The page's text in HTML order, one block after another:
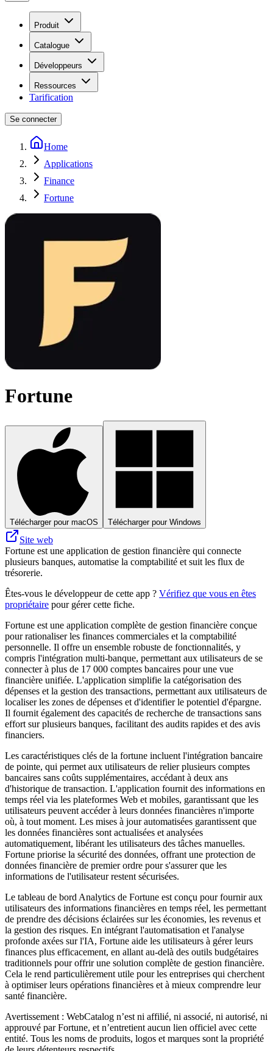
Produit
Catalogue
Développeurs
Ressources
Tarification
Se connecter
Home
Applications
Finance
Fortune
Fortune
Télécharger pour macOS Télécharger pour Windows
Site web
Fortune est une application de gestion financière qui connecte
plusieurs banques, automatise la comptabilité et suit les flux de
trésorerie.
Êtes-vous le développeur de cette app ? Vérifiez que vous en êtes
propriétaire pour gérer cette fiche.
Fortune est une application complète de gestion financière conçue
pour rationaliser les finances commerciales et la comptabilité
personnelle. Il offre un ensemble robuste de fonctionnalités, y
compris l'intégration multi-banque, permettant aux utilisateurs de se
connecter à plus de 17 000 comptes bancaires pour une vue
financière unifiée. L'application simplifie la catégorisation des
dépenses et la gestion des transactions, permettant aux utilisateurs de
localiser les zones de dépenses et d'identifier le potentiel d'épargne.
Il fournit également des capacités de recherche de transactions sans
effort sur plusieurs banques, facilitant des audits rapides et des avis
financiers.
Les caractéristiques clés de la fortune incluent l'intégration bancaire
de pointe, qui permet aux utilisateurs de relier plusieurs comptes
bancaires sans coûts supplémentaires, accédant à deux ans
d'historique de transaction. L'application fournit des informations en
temps réel via les plateformes Web et mobiles, garantissant que les
utilisateurs peuvent accéder à leurs données financières n'importe
où, à tout moment. Les mises à jour automatisées garantissent que
les données financières sont actualisées et analysées
automatiquement, libérant les utilisateurs des tâches manuelles.
Fortune priorise la sécurité des données, offrant une protection de
données financière de premier ordre pour s'assurer que les
informations de l'utilisateur restent sécurisées.
Le tableau de bord Analytics de Fortune est conçu pour fournir aux
utilisateurs des informations financières en temps réel, les permettant
de prendre des décisions éclairées sur les économies, les revenus et
la gestion des risques. En intégrant l'automatisation et l'analyse
profonde axées sur l'IA, Fortune aide les utilisateurs à gérer leurs
finances plus efficacement, en allant au-delà des outils budgétaires
traditionnels pour offrir une solution complète de gestion financière.
Cela le rend particulièrement utile pour les entreprises qui cherchent
à optimiser leurs opérations financières et à mieux comprendre leur
santé financière.
Avertissement : WebCatalog n’est ni affilié, ni associé, ni autorisé, ni
approuvé par Fortune, et n’entretient aucun lien officiel avec cette
entité. Tous les noms de produits, logos et marques sont la propriété